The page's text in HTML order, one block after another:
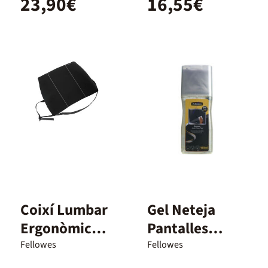
Coixí Lumbar
Ergonòmic
Fellowes
Fellowes
Gel Neteja
Pantalles
Fellowes
Fellowes